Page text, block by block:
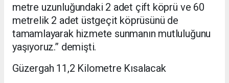
metre uzunluğundaki 2 adet çift köprü ve 60
metrelik 2 adet üstgeçit köprüsünü de
tamamlayarak hizmete sunmanın mutluluğunu
yaşıyoruz.” demişti.
Güzergah 11,2 Kilometre Kısalacak